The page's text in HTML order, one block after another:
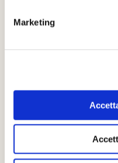
Marketing
Vuoi scoprire e
borghi